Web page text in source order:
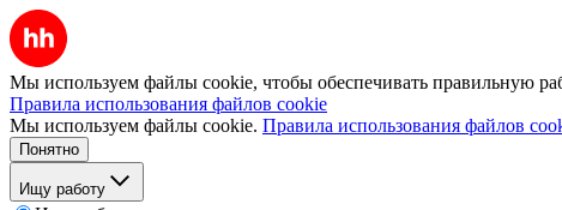
Мы используем файлы cookie, чтобы обеспечивать правильную
Правила использования файлов cookie
Мы используем файлы cookie. Правила использования файлов
Понятно
Ищу работу